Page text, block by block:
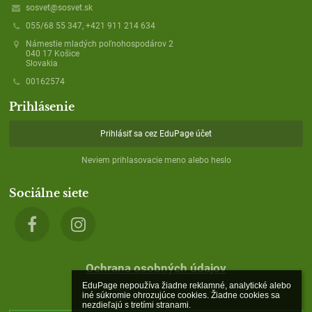
EduPage nepoužíva žiadne reklamné, analytické alebo
iné súkromie ohrozujúce cookies. Žiadne cookies sa
nezdieľajú s tretími stranami.
sosvet@sosvet.sk
055/68 55 347, +421 911 214 634
Námestie mladých poľnohospodárov 2
040 17 Košice
Slovakia
00162574
Prihlásenie
Prihlásiť sa cez EduPage účet
Neviem prihlasovacie meno alebo heslo
Sociálne siete
Ochrana osobných údajov